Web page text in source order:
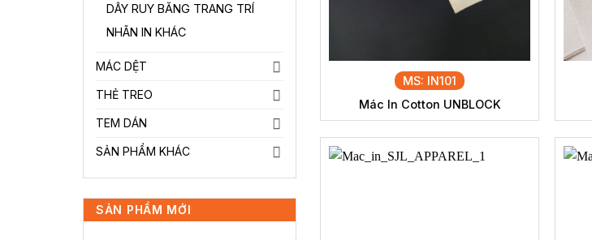
DÂY RUY BĂNG TRANG TRÍ
NHÃN IN KHÁC
MÁC DỆT
THẺ TREO
TEM DÁN
SẢN PHẨM KHÁC
SẢN PHẨM MỚI
MS: IN101
Mác In Cotton UNBLOCK